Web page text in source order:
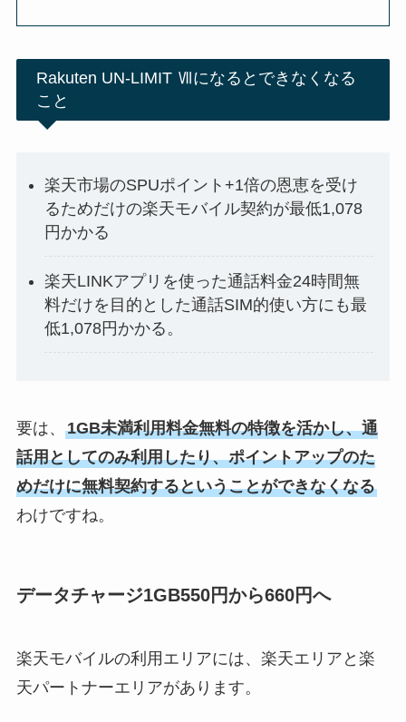
Rakuten UN-LIMIT Ⅶになるとできなくなる
こと
楽天市場のSPUポイント+1倍の恩恵を受け
るためだけの楽天モバイル契約が最低1,078
円かかる
楽天LINKアプリを使った通話料金24時間無
料だけを目的とした通話SIM的使い方にも最
低1,078円かかる。
要は、 1GB未満利用料金無料の特徴を活かし、通
話用としてのみ利用したり、ポイントアップのた
めだけに無料契約するということができなくなる
わけですね。
データチャージ1GB550円から660円へ
楽天モバイルの利用エリアには、楽天エリアと楽
天パートナーエリアがあります。